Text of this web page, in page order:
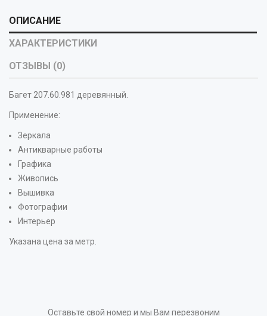
ОПИСАНИЕ
ХАРАКТЕРИСТИКИ
ОТЗЫВЫ (0)
Багет 207.60.981 деревянный.
Применение:
Зеркала
Антикварные работы
Графика
Живопись
Вышивка
Фотографии
Интерьер
Указана цена за метр.
Оставьте свой номер и мы Вам перезвоним